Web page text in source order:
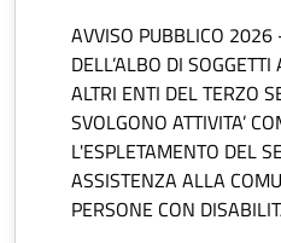
AVVISO PUBBLICO 2026
DELL’ALBO DI SOGGETTI
ALTRI ENTI DEL TERZO
SVOLGONO ATTIVITA’
L'ESPLETAMENTO DEL
ASSISTENZA ALLA
PERSONE CON